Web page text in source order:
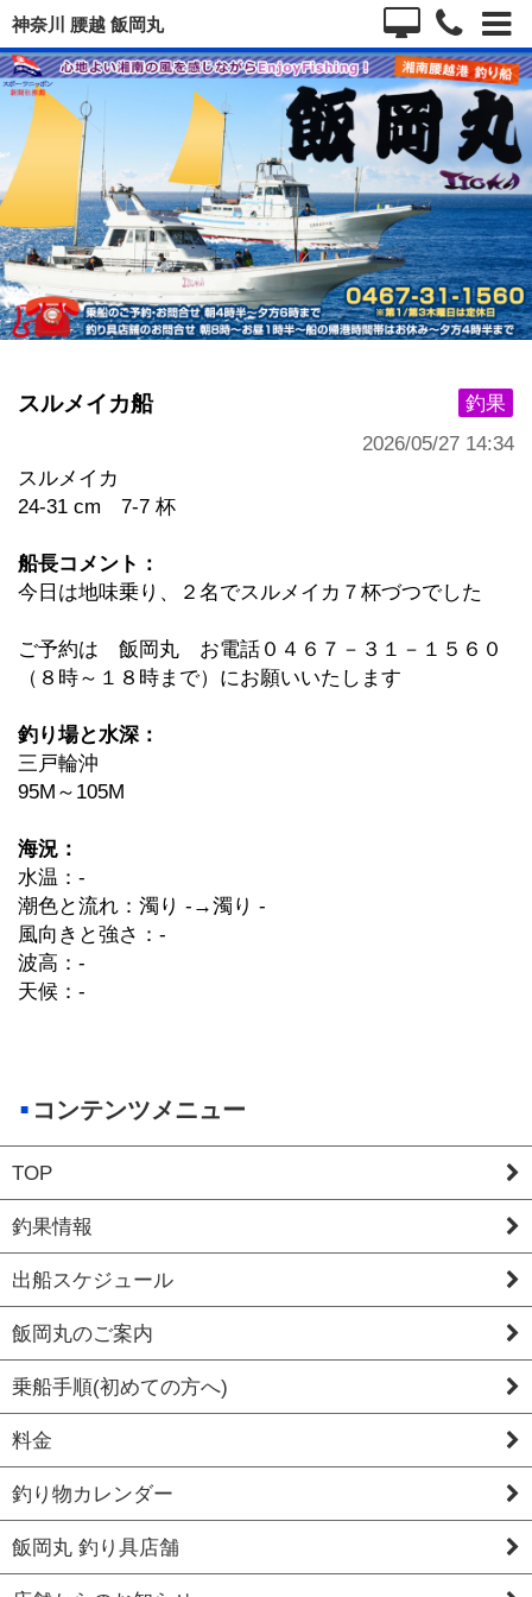
神奈川 腰越 飯岡丸
釣果
スルメイカ船
2026/05/27 14:34
スルメイカ
24-31 cm 7-7 杯
船長コメント：
今日は地味乗り、２名でスルメイカ７杯づつでした
ご予約は 飯岡丸 お電話０４６７－３１－１５６０
（８時～１８時まで）にお願いいたします
釣り場と水深：
三戸輪沖
95M～105M
海況：
水温：-
潮色と流れ：濁り -→濁り -
風向きと強さ：-
波高：-
天候：-
コンテンツメニュー
TOP
釣果情報
出船スケジュール
飯岡丸のご案内
乗船手順(初めての方へ)
料金
釣り物カレンダー
飯岡丸 釣り具店舗